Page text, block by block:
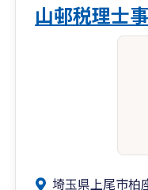
山邨税理士
埼玉県上尾市柏